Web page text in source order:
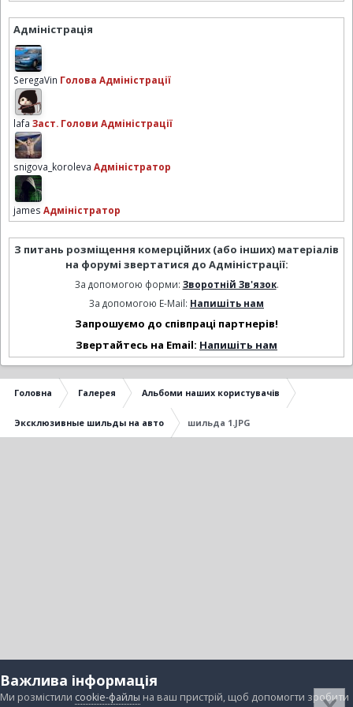
Адміністрація
SeregaVin Голова Адміністрації
lafa Заст. Голови Адміністрації
snigova_koroleva Адміністратор
james Адміністратор
З питань розміщення комерційних (або інших) матеріалів
на форумі звертатися до Адміністрації:
За допомогою форми: Зворотній Зв'язок.
За допомогою E-Mail: Напишіть нам
Запрошуємо до співпраці партнерів!
Звертайтесь на Email: Напишіть нам
Головна Галерея Альбоми наших користувачів
Эксклюзивные шильды на авто шильда 1.JPG
Важлива інформація
Ми розмістили cookie-файлы на ваш пристрій, щоб допомогти зробити